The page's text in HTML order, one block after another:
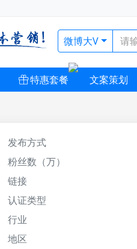
微博大V
特惠套餐 文案策划
发布方式
粉丝数（万）
链接
认证类型
行业
地区